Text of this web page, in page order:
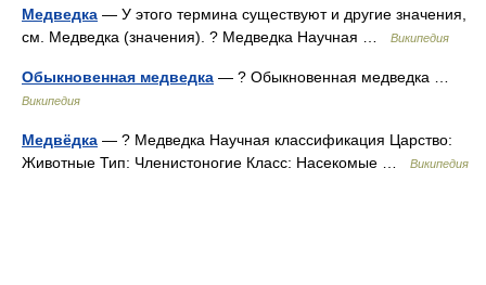
Медведка — У этого термина существуют и другие значения,
см. Медведка (значения). ? Медведка Научная …
Википедия
Обыкновенная медведка — ? Обыкновенная медведка …
Википедия
Медвёдка — ? Медведка Научная классификация Царство:
Животные Тип: Членистоногие Класс: Насекомые …
Википедия